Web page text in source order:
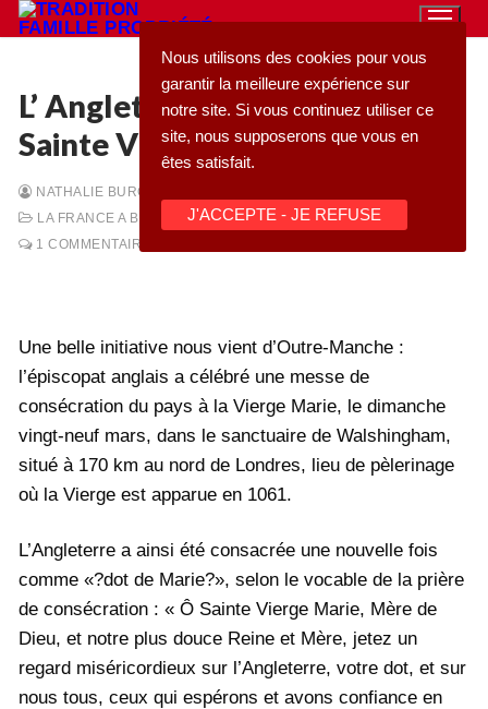
Aller
au
Rechercher
Accueil
Action
Blog
Médiathèque
L’ Angleterre consacrée à la
Sainte Vierge Marie
NATHALIE BURCKHARDT
LA FRANCE A BESOIN DE LA SAINTE VIERGE -
1 COMMENTAIRE
Une belle initiative nous vient d’Outre-Manche :
l’épiscopat anglais a célébré une messe de
consécration du pays à la Vierge Marie, le dimanche
vingt-neuf mars, dans le sanctuaire de Walshingham,
situé à 170 km au nord de Londres, lieu de pèlerinage
où la Vierge est apparue en 1061.
L’Angleterre a ainsi été consacrée une nouvelle fois
comme «?dot de Marie?», selon le vocable de la prière
de consécration : « Ô Sainte Vierge Marie, Mère de
Dieu, et notre plus douce Reine et Mère, jetez un
regard miséricordieux sur l’Angleterre, votre dot, et sur
nous tous, ceux qui espérons et avons confiance en
Nous utilisons des cookies pour vous
garantir la meilleure expérience sur
notre site. Si vous continuez utiliser ce
site, nous supposerons que vous en
êtes satisfait.
J'ACCEPTE - JE REFUSE